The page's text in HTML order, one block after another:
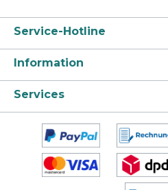
Service-Hotline
Information
Services